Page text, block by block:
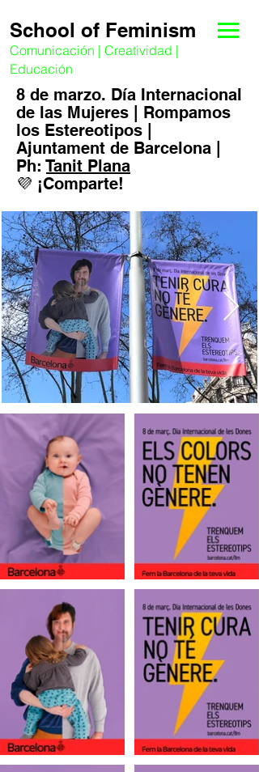
School of Feminism
Comunicación | Creatividad |
Educación
8 de marzo. Día Internacional
de las Mujeres
Rompamos
los Estereotipos |
Ajuntament de Barcelona |
Ph:Tanit Plana
💜 ¡Comparte!